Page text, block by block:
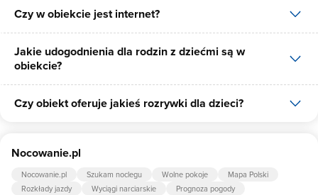
Tak, U Pawła posiada bezpłatny parking dla gości na 7 miejsc.
Czy w obiekcie jest internet?
Tak, U Pawła udostępnia dla swoich gości internet.
Jakie udogodnienia dla rodzin z dziećmi są w
obiekcie?
Udogodnienia dla rodzin z dziećmi jakie oferuje U Pawła to: gry
Czy obiekt oferuje jakieś rozrywki dla dzieci?
Nocowanie.pl
Nocowanie.pl Szukam noclegu Wolne pokoje
Mapa Polski
Rozkłady jazdy
Wyciągi narciarskie
Prognoza pogody